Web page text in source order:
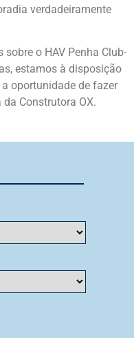
verdadeiramente
o HAV Penha Club-
estamos à disposição
oportunidade de fazer
Construtora OX.